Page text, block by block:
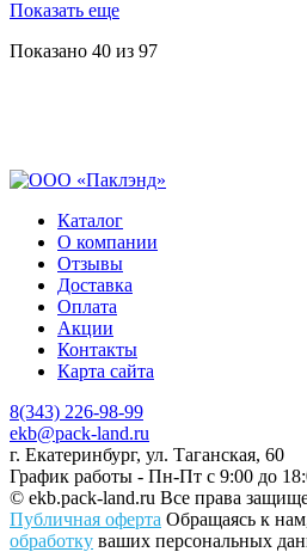
Показать еще
Показано 40 из 97
Каталог
О компании
Отзывы
Доставка
Оплата
Акции
Контакты
Карта сайта
8(343) 226-98-99
ekb@pack-land.ru
г. Екатеринбург, ул. Таганская, 60
График работы - Пн-Пт с 9:00 до
© ekb.pack-land.ru Все права
Публичная оферта Обращаясь к
обработку ваших персональных